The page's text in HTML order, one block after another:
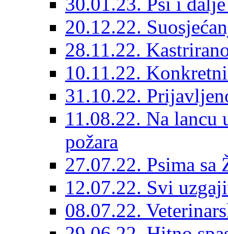
20.12.22.
28.11.22.
10.11.22.
31.10.22.
11.08.22. Na
požara
27.07.22. Psima sa
12.07.22. Svi
08.07.22.